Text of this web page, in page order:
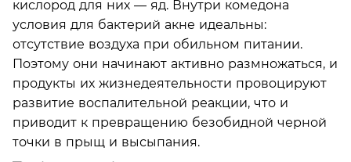
кислород для них — яд. Внутри комедона
условия для бактерий акне идеальны:
отсутствие воздуха при обильном питании.
Поэтому они начинают активно размножаться, и
продукты их жизнедеятельности провоцируют
развитие воспалительной реакции, что и
приводит к превращению безобидной черной
точки в прыщ и высыпания.